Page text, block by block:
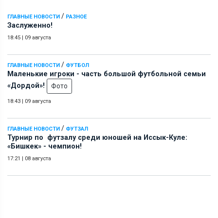
ГЛАВНЫЕ НОВОСТИ / РАЗНОЕ
Заслуженно!
18:45 | 09 августа
ГЛАВНЫЕ НОВОСТИ / ФУТБОЛ
Маленькие игроки - часть большой футбольной семьи
«Дордой»!
Фото
18:43 | 09 августа
ГЛАВНЫЕ НОВОСТИ / ФУТЗАЛ
Турнир по футзалу среди юношей на Иссык-Куле:
«Бишкек» - чемпион!
17:21 | 08 августа